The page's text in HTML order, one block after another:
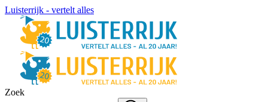
Luisterrijk - vertelt alles
Zoek